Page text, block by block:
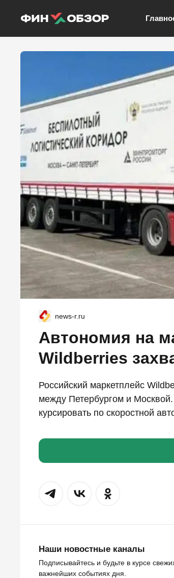
news-r.ru
Автономия на
Wildberries
Российский маркетплейс
между Петербургом и
курсировать по скоростной
Наши новостные каналы
Подписывайтесь и будьте в курсе
важнейших событиях дня.